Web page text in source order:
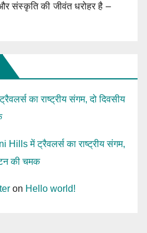
संस्कृति की जीवंत धरोहर है –
का राष्ट्रीय संगम, दो दिवसीय
Hills में ट्रैवलर्स का राष्ट्रीय संगम,
की चमक
on Hello world!